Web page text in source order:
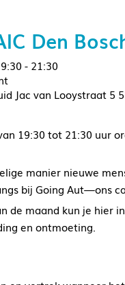
Den
- 21:30
Jac van Looystraat 5
19:30 tot 21:30 uur
manier nieuwe
bij Going Aut—ons
de maand kun je hier
en ontmoeting.